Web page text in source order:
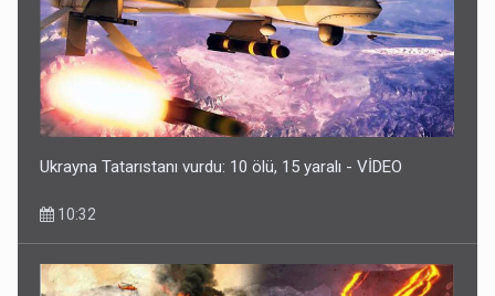
Ukrayna Tatarıstanı vurdu: 10 ölü, 15 yaralı - VİDEO
10:32